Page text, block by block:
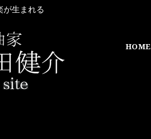
が生まれる
HOME